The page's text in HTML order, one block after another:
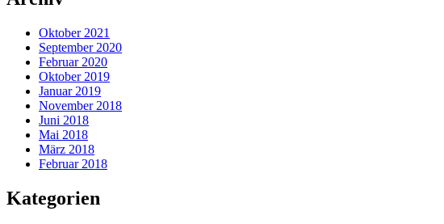
Oktober 2021
September 2020
Februar 2020
Oktober 2019
Januar 2019
November 2018
Juni 2018
Mai 2018
März 2018
Februar 2018
Kategorien